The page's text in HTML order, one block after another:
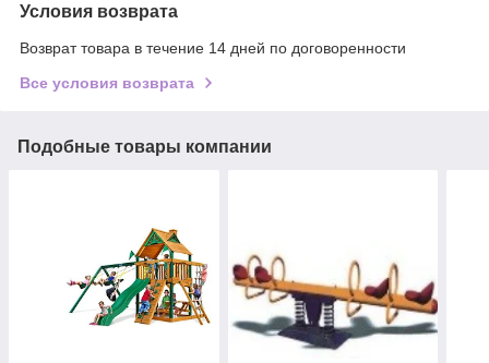
Условия возврата
Возврат товара в течение 14 дней по договоренности
Все условия возврата
Подобные товары компании